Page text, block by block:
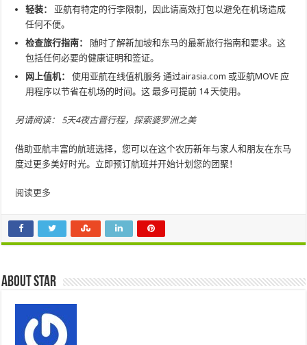
轻装：
亚航有特定的行李限制，因此请高效打包以避免在机场造成
任何不便。
检查旅行指南：
随时了解新加坡和东马的最新旅行指南和要求。这
包括任何必要的健康证明和签证。
网上值机：
使用亚航在线值机服务通过airasia.com 或亚航MOVE 应
用程序以节省在机场的时间。这最多可提前 14 天使用。
另请阅读： 5天4夜古晋行程，探索婆罗洲之美
借助亚航丰富的航班选择，您可以在这个农历新年与家人和朋友在东马
度过更多美好时光。立即预订航班并开始计划您的团聚！
阅读更多
About star